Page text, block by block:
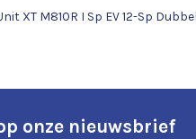
XT M810R I Sp EV 12-Sp
onze nieuwsbrief